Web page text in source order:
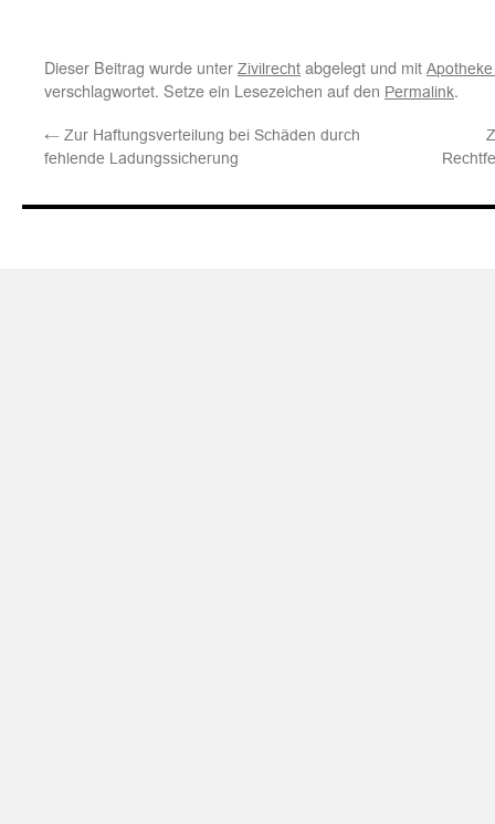
Dieser Beitrag wurde unter Zivilrecht abgelegt und mit
verschlagwortet. Setze ein Lesezeichen auf den Permalink.
← Zur Haftungsverteilung bei Schäden durch
fehlende Ladungssicherung